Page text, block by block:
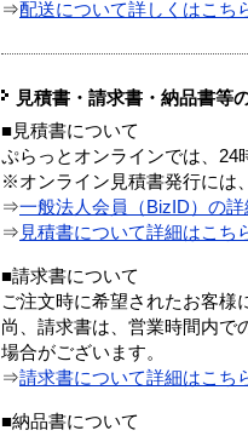
⇒配送について詳しくはこち
見積書・請求書・納品書等
■見積書について
ぷらっとオンラインでは、24
※オンライン見積書発行には
⇒一般法人会員（BizID）の詳
⇒ 見積書について詳細はこち
■請求書について
ご注文時に希望されたお客様
尚、請求書は、営業時間内で
場合がございます。
⇒請求書について詳細はこち
■納品書について